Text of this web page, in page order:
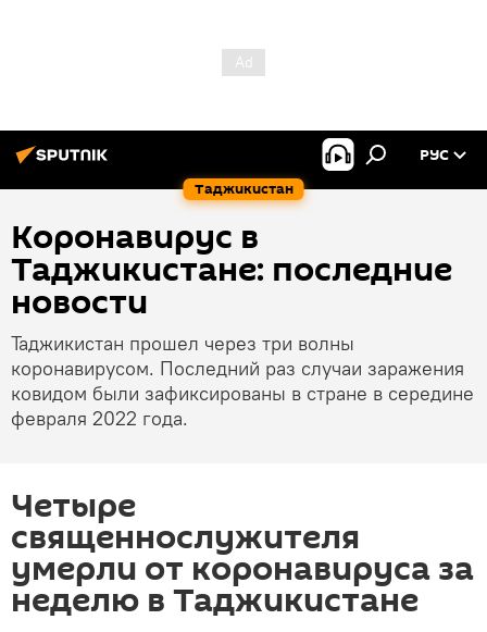
Таджикистан
РУС
Коронавирус в
Таджикистане: последние
новости
Таджикистан прошел через три волны
коронавирусом. Последний раз случаи заражения
ковидом были зафиксированы в стране в середине
февраля 2022 года.
Четыре
священнослужителя
умерли от коронавируса за
неделю в Таджикистане